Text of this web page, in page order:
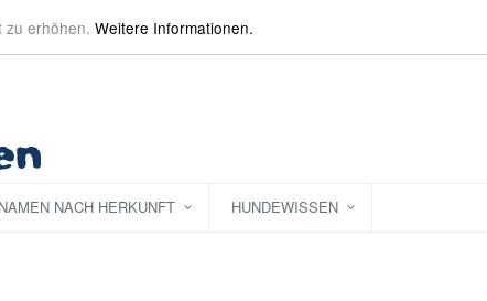
zu erhöhen. Weitere Informationen.
NAMEN NACH HERKUNFT HUNDEWISSEN